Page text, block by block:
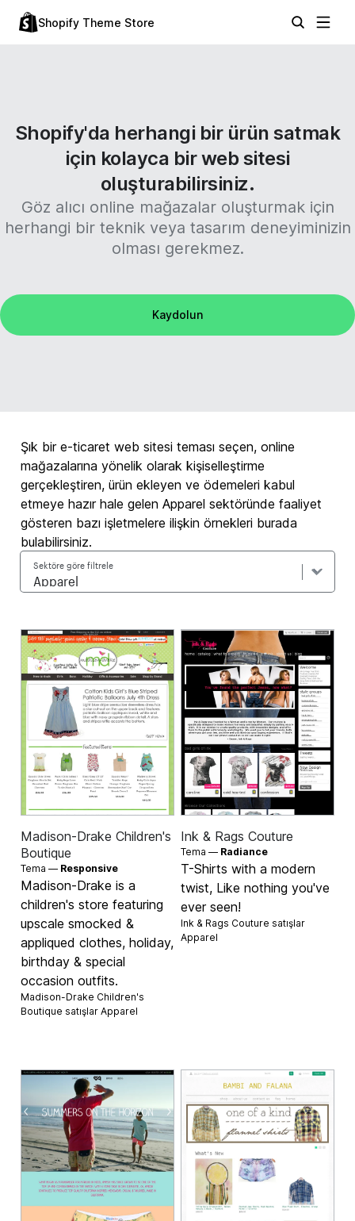
Shopify Theme Store
Shopify'da herhangi bir ürün satmak
için kolayca bir web sitesi
oluşturabilirsiniz.
Göz alıcı online mağazalar oluşturmak için
herhangi bir teknik veya tasarım deneyiminizin
olması gerekmez.
Kaydolun
Şık bir e-ticaret web sitesi teması seçen, online
mağazalarına yönelik olarak kişiselleştirme
gerçekleştiren, ürün ekleyen ve ödemeleri kabul
etmeye hazır hale gelen Apparel sektöründe faaliyet
gösteren bazı işletmelere ilişkin örnekleri burada
bulabilirsiniz.
Sektöre göre filtrele
Madison-Drake Children's
Boutique
Tema — Responsive
Madison-Drake is a
children's store featuring
upscale smocked &
appliqued clothes, holiday,
birthday & special
occasion outfits.
Madison-Drake Children's
Boutique satışlarApparel
Ink & Rags Couture
Tema — Radiance
T-Shirts with a modern
twist, Like nothing you've
ever seen!
Ink & Rags Couture satışlar
Apparel